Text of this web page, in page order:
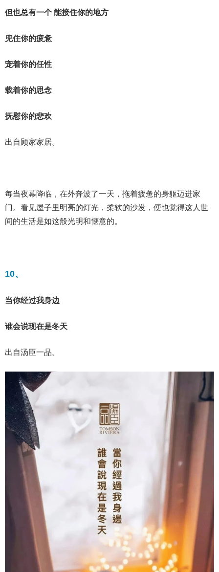
但也总有一个 能接住你的地方
兜住你的疲惫
宠着你的任性
载着你的思念
抚慰你的悲欢
出自顾家家居。
每当夜幕降临，在外奔波了一天，拖着疲惫的身躯迈进家
门。看见屋子里明亮的灯光，柔软的沙发，便也觉得这人世
间的生活是如这般光明和惬意的。
10、
当你经过我身边
谁会说现在是冬天
出自汤臣一品。